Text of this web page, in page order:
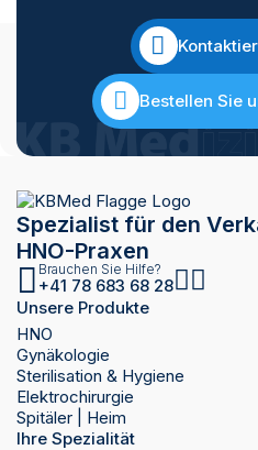
Bestellen Sie
Spezialist für den
HNO-Praxen
Brauchen Sie Hilfe?
+41 78 683 68 28
Unsere Produkte
HNO
Gynäkologie
Sterilisation & Hygiene
Elektrochirurgie
Spitäler | Heim
Ihre Spezialität